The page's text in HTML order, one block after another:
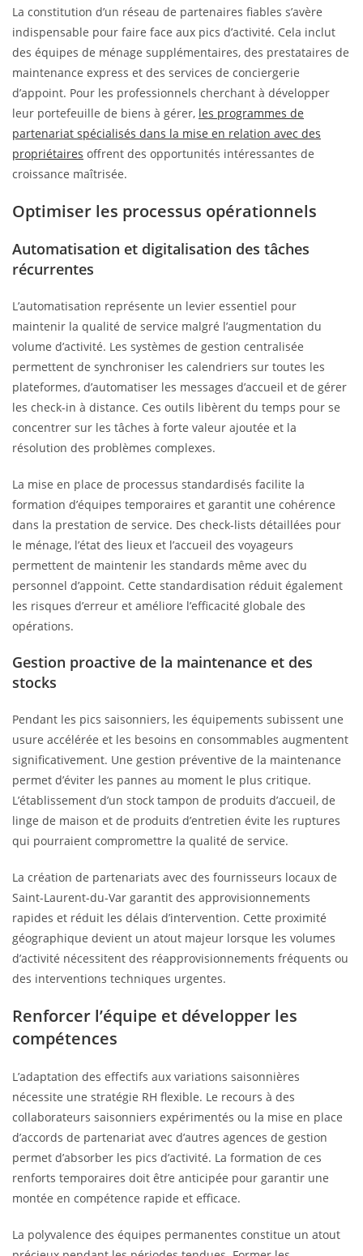
La constitution d’un réseau de partenaires fiables s’avère
indispensable pour faire face aux pics d’activité. Cela inclut
des équipes de ménage supplémentaires, des prestataires de
maintenance express et des services de conciergerie
d’appoint. Pour les professionnels cherchant à développer
leur portefeuille de biens à gérer, les programmes de
partenariat spécialisés dans la mise en relation avec des
propriétaires offrent des opportunités intéressantes de
croissance maîtrisée.
Optimiser les processus opérationnels
Automatisation et digitalisation des tâches
récurrentes
L’automatisation représente un levier essentiel pour
maintenir la qualité de service malgré l’augmentation du
volume d’activité. Les systèmes de gestion centralisée
permettent de synchroniser les calendriers sur toutes les
plateformes, d’automatiser les messages d’accueil et de gérer
les check-in à distance. Ces outils libèrent du temps pour se
concentrer sur les tâches à forte valeur ajoutée et la
résolution des problèmes complexes.
La mise en place de processus standardisés facilite la
formation d’équipes temporaires et garantit une cohérence
dans la prestation de service. Des check-lists détaillées pour
le ménage, l’état des lieux et l’accueil des voyageurs
permettent de maintenir les standards même avec du
personnel d’appoint. Cette standardisation réduit également
les risques d’erreur et améliore l’efficacité globale des
opérations.
Gestion proactive de la maintenance et des
stocks
Pendant les pics saisonniers, les équipements subissent une
usure accélérée et les besoins en consommables augmentent
significativement. Une gestion préventive de la maintenance
permet d’éviter les pannes au moment le plus critique.
L’établissement d’un stock tampon de produits d’accueil, de
linge de maison et de produits d’entretien évite les ruptures
qui pourraient compromettre la qualité de service.
La création de partenariats avec des fournisseurs locaux de
Saint-Laurent-du-Var garantit des approvisionnements
rapides et réduit les délais d’intervention. Cette proximité
géographique devient un atout majeur lorsque les volumes
d’activité nécessitent des réapprovisionnements fréquents ou
des interventions techniques urgentes.
Renforcer l’équipe et développer les
compétences
L’adaptation des effectifs aux variations saisonnières
nécessite une stratégie RH flexible. Le recours à des
collaborateurs saisonniers expérimentés ou la mise en place
d’accords de partenariat avec d’autres agences de gestion
permet d’absorber les pics d’activité. La formation de ces
renforts temporaires doit être anticipée pour garantir une
montée en compétence rapide et efficace.
La polyvalence des équipes permanentes constitue un atout